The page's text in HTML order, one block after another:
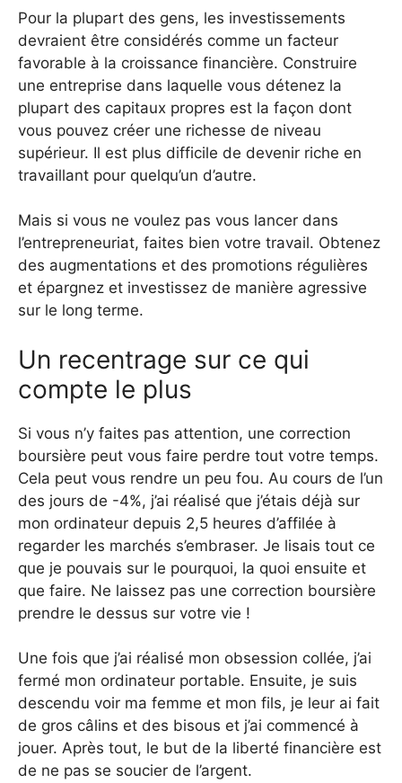
Pour la plupart des gens, les investissements
devraient être considérés comme un facteur
favorable à la croissance financière. Construire
une entreprise dans laquelle vous détenez la
plupart des capitaux propres est la façon dont
vous pouvez créer une richesse de niveau
supérieur. Il est plus difficile de devenir riche en
travaillant pour quelqu’un d’autre.
Mais si vous ne voulez pas vous lancer dans
l’entrepreneuriat, faites bien votre travail. Obtenez
des augmentations et des promotions régulières
et épargnez et investissez de manière agressive
sur le long terme.
Un recentrage sur ce qui
compte le plus
Si vous n’y faites pas attention, une correction
boursière peut vous faire perdre tout votre temps.
Cela peut vous rendre un peu fou. Au cours de l’un
des jours de -4%, j’ai réalisé que j’étais déjà sur
mon ordinateur depuis 2,5 heures d’affilée à
regarder les marchés s’embraser. Je lisais tout ce
que je pouvais sur le pourquoi, la quoi ensuite et
que faire. Ne laissez pas une correction boursière
prendre le dessus sur votre vie !
Une fois que j’ai réalisé mon obsession collée, j’ai
fermé mon ordinateur portable. Ensuite, je suis
descendu voir ma femme et mon fils, je leur ai fait
de gros câlins et des bisous et j’ai commencé à
jouer. Après tout, le but de la liberté financière est
de ne pas se soucier de l’argent.